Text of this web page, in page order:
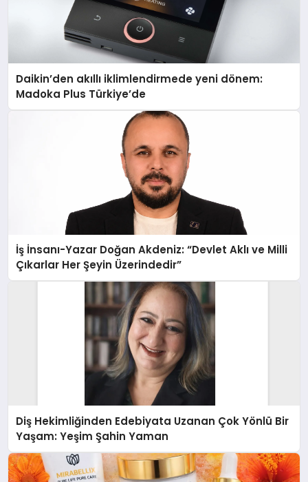
Daikin’den akıllı iklimlendirmede yeni dönem:
Madoka Plus Türkiye’de
İş İnsanı-Yazar Doğan Akdeniz: “Devlet Aklı ve Milli
Çıkarlar Her Şeyin Üzerindedir”
Diş Hekimliğinden Edebiyata Uzanan Çok Yönlü Bir
Yaşam: Yeşim Şahin Yaman